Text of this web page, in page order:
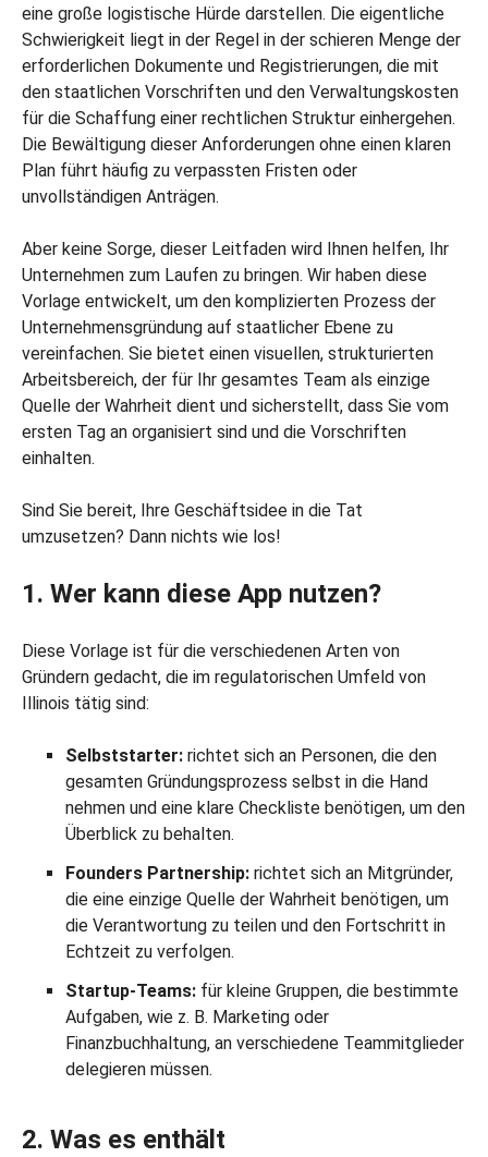
eine große logistische Hürde darstellen. Die eigentliche
Schwierigkeit liegt in der Regel in der schieren Menge der
erforderlichen Dokumente und Registrierungen, die mit
den staatlichen Vorschriften und den Verwaltungskosten
für die Schaffung einer rechtlichen Struktur einhergehen.
Die Bewältigung dieser Anforderungen ohne einen klaren
Plan führt häufig zu verpassten Fristen oder
unvollständigen Anträgen.
Aber keine Sorge, dieser Leitfaden wird Ihnen helfen, Ihr
Unternehmen zum Laufen zu bringen. Wir haben diese
Vorlage entwickelt, um den komplizierten Prozess der
Unternehmensgründung auf staatlicher Ebene zu
vereinfachen. Sie bietet einen visuellen, strukturierten
Arbeitsbereich, der für Ihr gesamtes Team als einzige
Quelle der Wahrheit dient und sicherstellt, dass Sie vom
ersten Tag an organisiert sind und die Vorschriften
einhalten.
Sind Sie bereit, Ihre Geschäftsidee in die Tat
umzusetzen? Dann nichts wie los!
1. Wer kann diese App nutzen?
Diese Vorlage ist für die verschiedenen Arten von
Gründern gedacht, die im regulatorischen Umfeld von
Illinois tätig sind:
Selbststarter: richtet sich an Personen, die den
gesamten Gründungsprozess selbst in die Hand
nehmen und eine klare Checkliste benötigen, um den
Überblick zu behalten.
Founders Partnership: richtet sich an Mitgründer,
die eine einzige Quelle der Wahrheit benötigen, um
die Verantwortung zu teilen und den Fortschritt in
Echtzeit zu verfolgen.
Startup-Teams: für kleine Gruppen, die bestimmte
Aufgaben, wie z. B. Marketing oder
Finanzbuchhaltung, an verschiedene Teammitglieder
delegieren müssen.
2. Was es enthält